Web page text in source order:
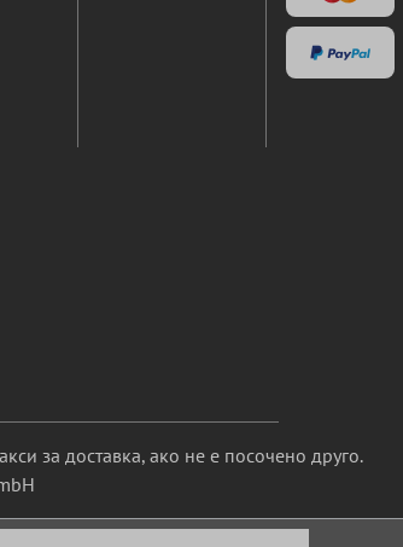
за доставка, ако не е посочено друго.